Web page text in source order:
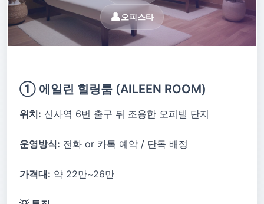
오피스타
① 에일린 힐링룸 (AILEEN ROOM)
위치: 신사역 6번 출구 뒤 조용한 오피텔 단지
운영방식: 전화 or 카톡 예약 / 단독 배정
가격대: 약 22만~26만